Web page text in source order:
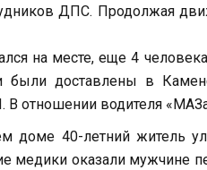
ДПС. Продолжая
на месте, еще 4
были доставлены в
В отношении водителя
доме 40-летний житель
оказали мужчине